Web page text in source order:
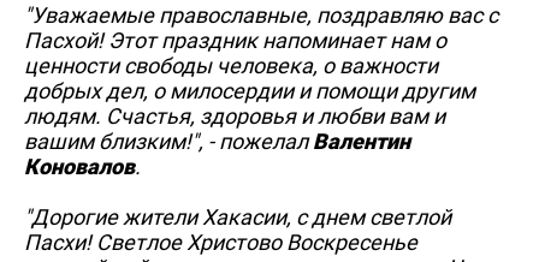
"Уважаемые православные, поздравляю вас с
Пасхой! Этот праздник напоминает нам о
ценности свободы человека, о важности
добрых дел, о милосердии и помощи другим
людям. Счастья, здоровья и любви вам и
вашим близким!", - пожелалВалентин
Коновалов.
"Дорогие жители Хакасии, с днем светлой
Пасхи! Светлое Христово Воскресенье